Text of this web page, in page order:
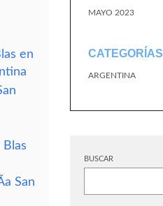
en
Blas
San
MAYO 2023
CATEGORÍAS
ARGENTINA
BUSCAR